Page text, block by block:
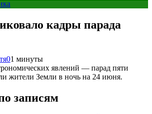
кадры парада
01 минуты
явлений — парад пяти
жители Земли в ночь на 24 июня.
записям